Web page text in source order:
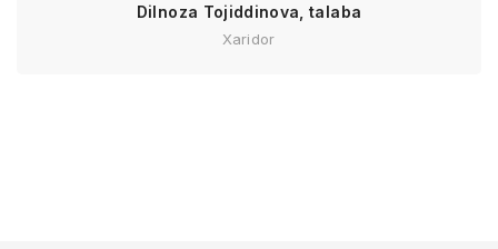
Dilnoza Tojiddinova, talaba
Xaridor